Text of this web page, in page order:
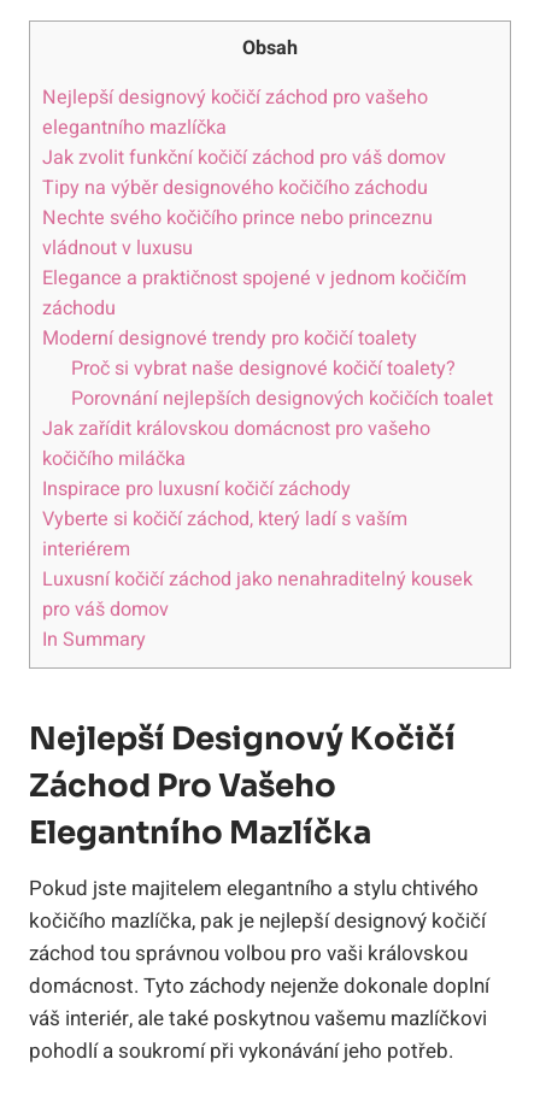
Obsah
Nejlepší designový kočičí záchod pro vašeho
elegantního mazlíčka
Jak zvolit funkční kočičí záchod pro váš domov
Tipy na výběr designového kočičího záchodu
Nechte svého kočičího prince nebo princeznu
vládnout v luxusu
Elegance a praktičnost spojené v jednom kočičím
záchodu
Moderní designové trendy pro kočičí toalety
Proč si vybrat naše designové kočičí toalety?
Porovnání nejlepších designových kočičích toalet
Jak zařídit královskou domácnost pro vašeho
kočičího miláčka
Inspirace pro luxusní kočičí záchody
Vyberte si kočičí záchod, který ladí s vaším
interiérem
Luxusní kočičí záchod jako nenahraditelný kousek
pro váš domov
In Summary
Nejlepší Designový Kočičí
Záchod Pro Vašeho
Elegantního Mazlíčka
Pokud jste majitelem elegantního a stylu chtivého
kočičího mazlíčka, pak je nejlepší designový kočičí
záchod tou správnou volbou pro vaši královskou
domácnost. Tyto záchody nejenže dokonale doplní
váš interiér, ale také poskytnou vašemu mazlíčkovi
pohodlí a soukromí při vykonávání jeho potřeb.